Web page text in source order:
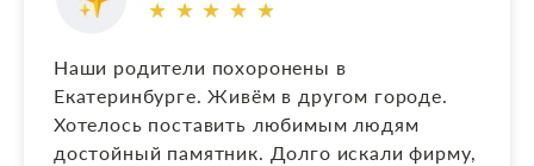
★ ★ ★ ★ ★
Наши родители похоронены в
Екатеринбурге. Живём в другом городе.
Хотелось поставить любимым людям
достойный памятник. Долго искали фирму,